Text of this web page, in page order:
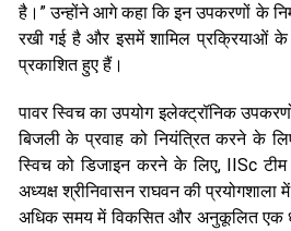
है।” उन्होंने आगे कहा कि इन उपकरणों के
रखी गई है और इसमें शामिल प्रक्रियाओं
प्रकाशित हुए हैं।
पावर स्विच का उपयोग इलेक्ट्रॉनिक
बिजली के प्रवाह को नियंत्रित करने के
स्विच को डिजाइन करने के लिए, IISc
अध्यक्ष श्रीनिवासन राघवन की प्रयोगशाला
अधिक समय में विकसित और अनुकूलित एक